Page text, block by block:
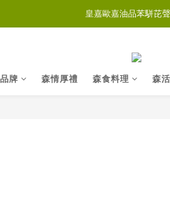
皇嘉歐嘉油品苯駢芘
牌 森情厚禮 森食料理 森